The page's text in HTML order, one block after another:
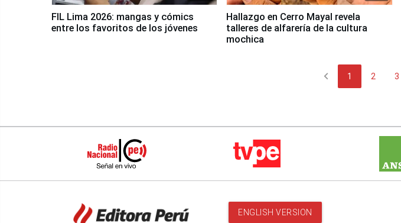
FIL Lima 2026: mangas y cómics
entre los favoritos de los jóvenes
Hallazgo en Cerro Mayal revela
talleres de alfarería de la cultura
mochica
chevron_left 1 2 3
ENGLISH VERSION